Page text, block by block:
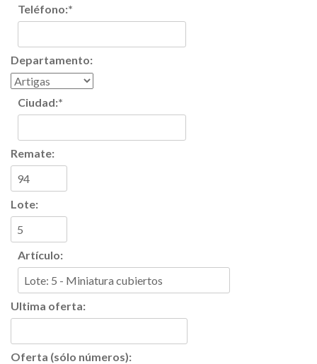
Teléfono:*
Departamento:
Ciudad:*
Remate:
Lote:
Artículo:
Ultima oferta:
Oferta (sólo números):